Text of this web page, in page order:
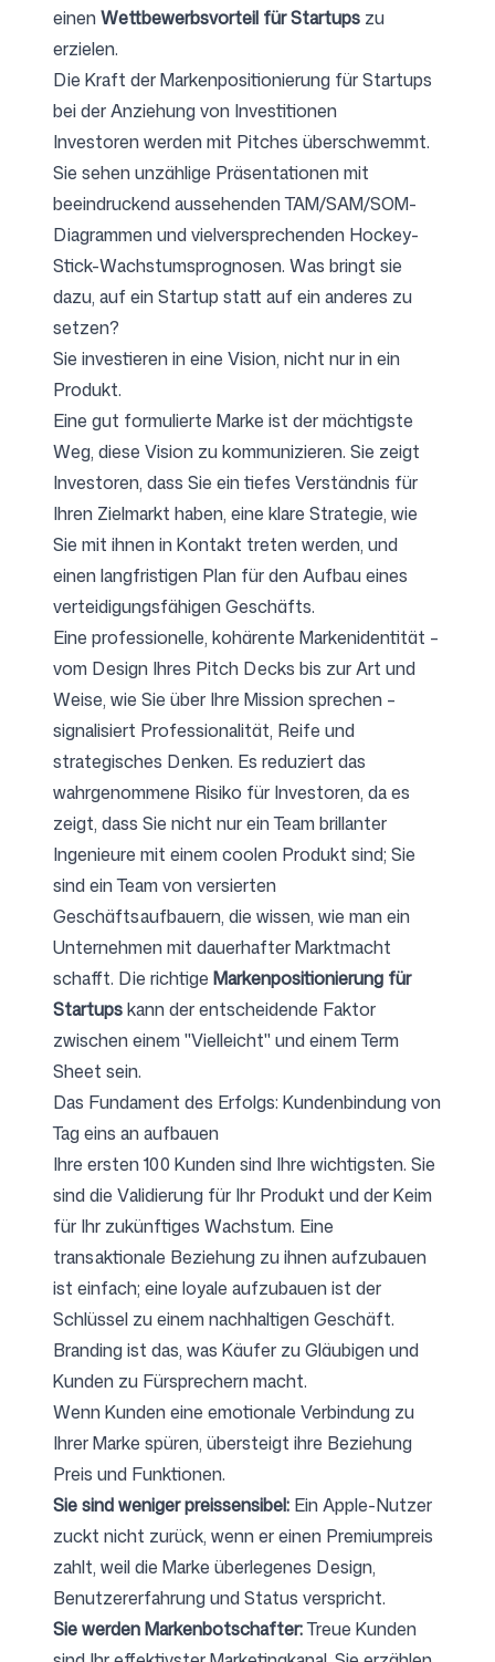
einenWettbewerbsvorteil für Startups zu
erzielen.
Die Kraft der Markenpositionierung für Startups
bei der Anziehung von Investitionen
Investoren werden mit Pitches überschwemmt.
Sie sehen unzählige Präsentationen mit
beeindruckend aussehenden TAM/SAM/SOM-
Diagrammen und vielversprechenden Hockey-
Stick-Wachstumsprognosen. Was bringt sie
dazu, auf ein Startup statt auf ein anderes zu
setzen?
Sie investieren in eine Vision, nicht nur in ein
Produkt.
Eine gut formulierte Marke ist der mächtigste
Weg, diese Vision zu kommunizieren. Sie zeigt
Investoren, dass Sie ein tiefes Verständnis für
Ihren Zielmarkt haben, eine klare Strategie, wie
Sie mit ihnen in Kontakt treten werden, und
einen langfristigen Plan für den Aufbau eines
verteidigungsfähigen Geschäfts.
Eine professionelle, kohärente Markenidentität –
vom Design Ihres Pitch Decks bis zur Art und
Weise, wie Sie über Ihre Mission sprechen –
signalisiert Professionalität, Reife und
strategisches Denken. Es reduziert das
wahrgenommene Risiko für Investoren, da es
zeigt, dass Sie nicht nur ein Team brillanter
Ingenieure mit einem coolen Produkt sind; Sie
sind ein Team von versierten
Geschäftsaufbauern, die wissen, wie man ein
Unternehmen mit dauerhafter Marktmacht
schafft. Die richtige Markenpositionierung für
Startupskann der entscheidende Faktor
zwischen einem "Vielleicht" und einem Term
Sheet sein.
Das Fundament des Erfolgs: Kundenbindung von
Tag eins an aufbauen
Ihre ersten 100 Kunden sind Ihre wichtigsten. Sie
sind die Validierung für Ihr Produkt und der Keim
für Ihr zukünftiges Wachstum. Eine
transaktionale Beziehung zu ihnen aufzubauen
ist einfach; eine loyale aufzubauen ist der
Schlüssel zu einem nachhaltigen Geschäft.
Branding ist das, was Käufer zu Gläubigen und
Kunden zu Fürsprechern macht.
Wenn Kunden eine emotionale Verbindung zu
Ihrer Marke spüren, übersteigt ihre Beziehung
Preis und Funktionen.
Sie sind weniger preissensibel: Ein Apple-Nutzer
zuckt nicht zurück, wenn er einen Premiumpreis
zahlt, weil die Marke überlegenes Design,
Benutzererfahrung und Status verspricht.
Sie werden Markenbotschafter:Treue Kunden